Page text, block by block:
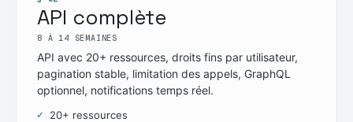
API complète
8 À 14 SEMAINES
API avec 20+ ressources, droits fins par utilisateur,
pagination stable, limitation des appels, GraphQL
optionnel, notifications temps réel.
20+ ressources